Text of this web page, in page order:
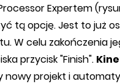
Expertem
tą opcję. Jest to już
W celu zakończenia
przycisk "Finish".
nowy projekt i